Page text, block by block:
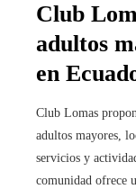
Club
adultos
en
Club Lomas
adultos mayores,
servicios y
comunidad ofrece